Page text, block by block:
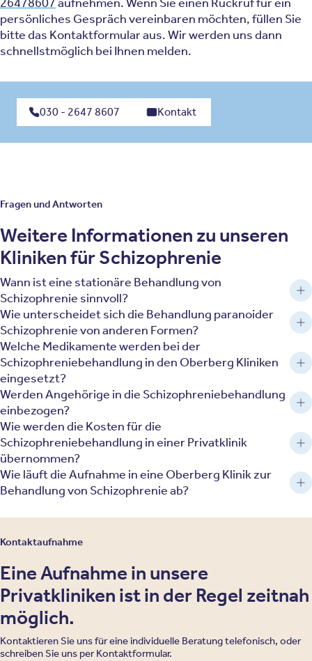
persönliches Gespräch vereinbaren möchten, füllen Sie
bitte das Kontaktformular aus. Wir werden uns dann
schnellstmöglich bei Ihnen melden.
030 - 2647 8607 Kontakt
Fragen und Antworten
Weitere Informationen zu unseren
Kliniken für Schizophrenie
Wann ist eine stationäre Behandlung von
Schizophrenie sinnvoll?
Wie unterscheidet sich die Behandlung paranoider
Schizophrenie von anderen Formen?
Welche Medikamente werden bei der
Schizophreniebehandlung in den Oberberg Kliniken
eingesetzt?
Werden Angehörige in die Schizophreniebehandlung
einbezogen?
Wie werden die Kosten für die
Schizophreniebehandlung in einer Privatklinik
übernommen?
Wie läuft die Aufnahme in eine Oberberg Klinik zur
Behandlung von Schizophrenie ab?
Kontaktaufnahme
Eine Aufnahme in unsere
Privatkliniken ist in der Regel zeitnah
möglich.
Kontaktieren Sie uns für eine individuelle Beratung telefonisch, oder
schreiben Sie uns per Kontaktformular.